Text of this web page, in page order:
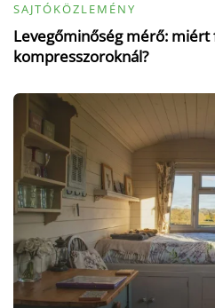
SAJTÓKÖZLEMÉNY
Levegőminőség mérő:
kompresszoroknál?